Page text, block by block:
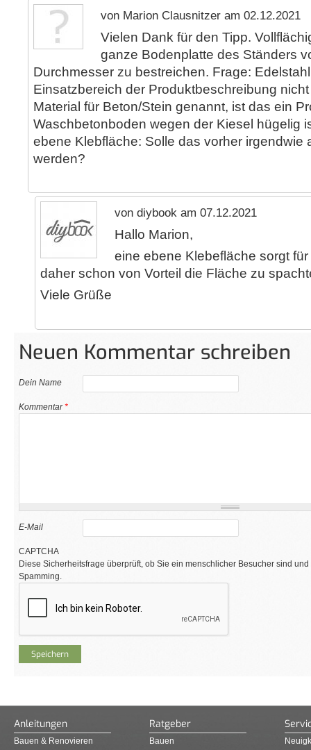
von Marion Clausnitzer am 02.12.2021
Vielen Dank für den Tipp.
ganze Bodenplatte des Ständers
Durchmesser zu bestreichen. Frage:
Einsatzbereich der Produktbeschreibung
Material für Beton/Stein genannt, ist das ein
Waschbetonboden wegen der Kiesel hügelig
ebene Klebfläche: Solle das vorher irgendwie
werden?
von diybook am 07.12.2021
Hallo Marion,
eine ebene Klebefläche sorgt
daher schon von Vorteil die Fläche zu
Viele Grüße
Neuen Kommentar schreiben
Dein Name
Kommentar*
E-Mail
CAPTCHA
Diese Sicherheitsfrage überprüft, ob Sie ein menschlicher Besucher sind
Spamming.
Anleitungen
Bauen & Renovieren
Ratgeber
Bauen